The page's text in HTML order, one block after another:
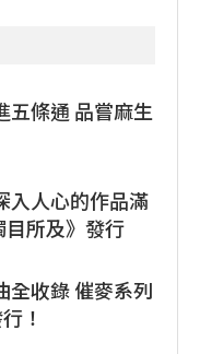
五條通 品嘗麻生
入人心的作品滿
所及》發行
全收錄 催麥系列
！